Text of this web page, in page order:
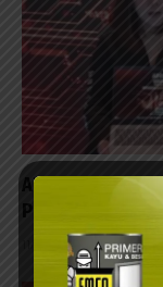
AMD Perluas
11/02/2026 - 13:55